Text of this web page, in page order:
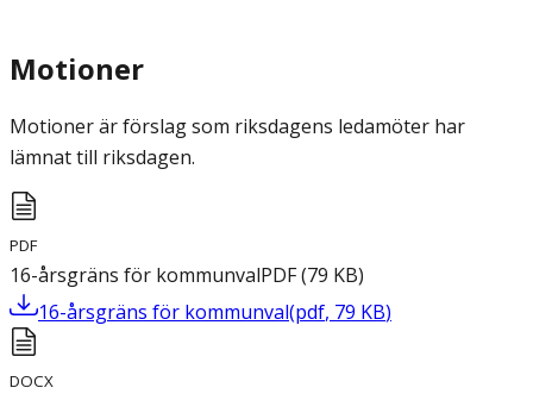
Motioner
Motioner är förslag som riksdagens ledamöter har
lämnat till riksdagen.
PDF
16-årsgräns för kommunvalPDF(79 KB)
16-årsgräns för kommunval(pdf, 79 KB)
DOCX